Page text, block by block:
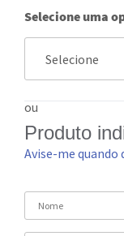
Selecione uma
ou
Produto
Avise-me quando